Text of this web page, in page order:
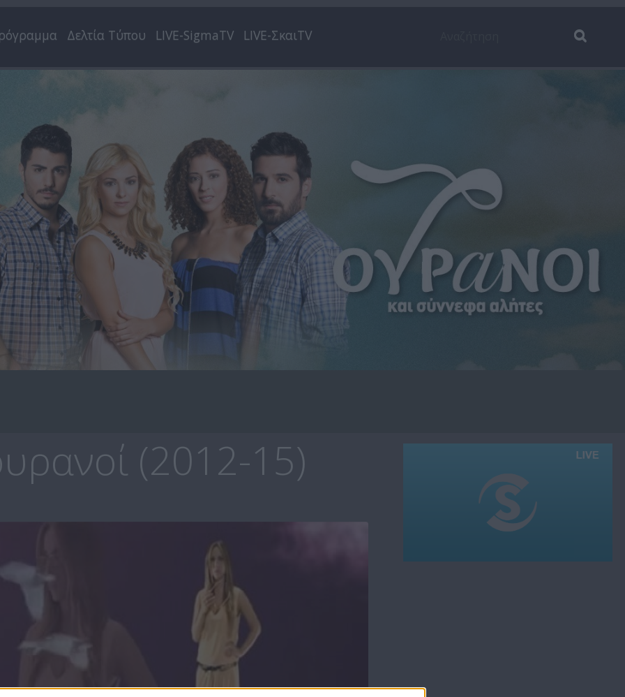
Δελτία Τύπου LIVE-SigmaTV LIVE-ΣκαιTV
(2012-15)